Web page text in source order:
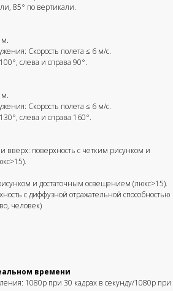
85° по вертикали.
м.
Скорость полета ≤ 6 м/с.
слева и справа 90°.
м.
Скорость полета ≤ 6 м/с.
слева и справа 160°.
вверх: поверхность с четким рисунком и
и достаточным освещением (люкс>15).
с диффузной отражательной способностью
человек)
времени
1080p при 30 кадрах в секунду/1080p при